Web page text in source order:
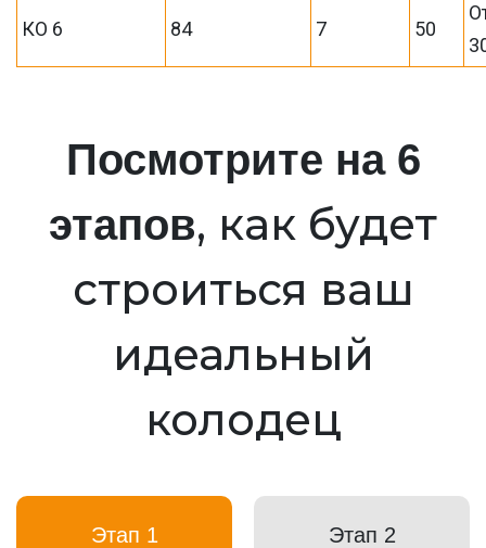
КО 6 84 7 50
Посмотрите на 6
этапов, как будет
строиться ваш
идеальный
колодец
Этап 1 Этап 2